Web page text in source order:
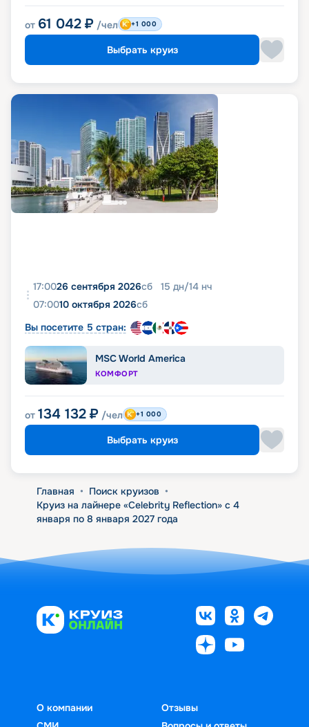
от 61 042 ₽ /чел +1 000
Выбрать круиз
17:0026 сентября 2026сб 15 дн/14 нч
07:0010 октября 2026сб
Вы посетите 5 стран:
MSC World America
КОМФОРТ
от 134 132 ₽ /чел +1 000
Выбрать круиз
Главная • Поиск круизов •
Круиз на лайнере «Celebrity Reflection» с 4
января по 8 января 2027 года
О компании
Отзывы